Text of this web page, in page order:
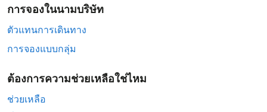
การจองในนามบริษัท
ตัวแทนการเดินทาง
การจองแบบกลุ่ม
ต้องการความช่วยเหลือใช่ไหม
ช่วยเหลือ